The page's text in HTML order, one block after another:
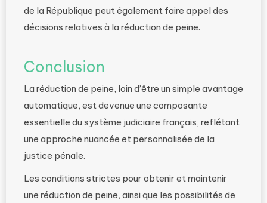
de la République peut également faire appel des
décisions relatives à la réduction de peine.
Conclusion
La réduction de peine, loin d’être un simple avantage
automatique, est devenue une composante
essentielle du système judiciaire français, reflétant
une approche nuancée et personnalisée de la
justice pénale.
Les conditions strictes pour obtenir et maintenir
une réduction de peine, ainsi que les possibilités de